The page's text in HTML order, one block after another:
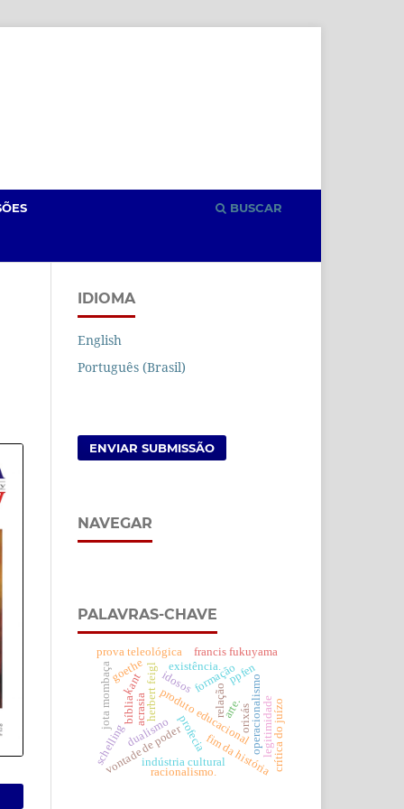
BUSCAR
IDIOMA
English
Português (Brasil)
ENVIAR SUBMISSÃO
NAVEGAR
PALAVRAS-CHAVE
kant herbert feigl
bíblia
profecia
produto educacional
relação
vontade de poder
acrasia
formação
indústria cultural
operacionalismo
fim da história
idosos
arte.
schelling
racionalismo.
prova teleológica
existência.
legitimidade
francis fukuyama
goethe
dualismo crítica do juízo
jota mombaça ppfen
orixás